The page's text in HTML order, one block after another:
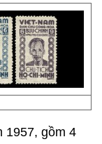
1957, gồm 4